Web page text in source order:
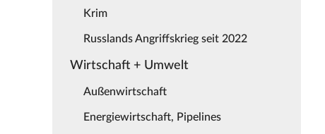
Krim
Russlands Angriffskrieg seit 2022
Wirtschaft + Umwelt
Außenwirtschaft
Energiewirtschaft, Pipelines